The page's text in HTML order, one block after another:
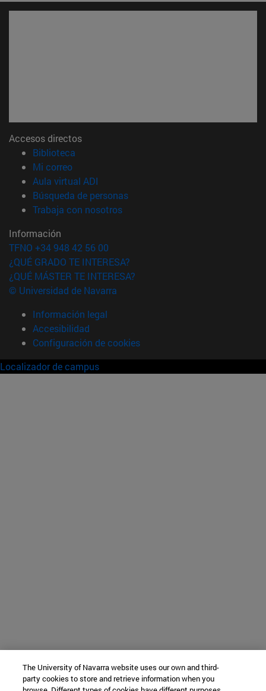
Accesos directos
Biblioteca
Mi correo(abre en nueva ventana)
Aula virtual ADI
Búsqueda de personas(abre en nueva ventana)
Trabaja con nosotros(abre en nueva ventana)
Información
TFNO +34 948 42 56 00
¿QUÉ GRADO TE INTERESA?
¿QUÉ MÁSTER TE INTERESA?
© Universidad de Navarra
Información legal
Accesibilidad
Configuración de cookies
Localizador de campus
The University of Navarra website uses our own and third-
party cookies to store and retrieve information when you